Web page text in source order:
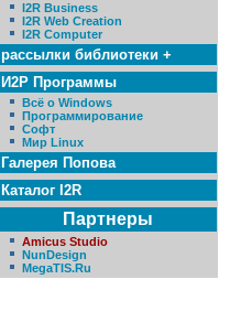
I2R Business
I2R Web Creation
I2R Computer
рассылки библиотеки +
И2Р Программы
Всё о Windows
Программирование
Софт
Мир Linux
Галерея Попова
Каталог I2R
Партнеры
Amicus Studio
NunDesign
MegaTIS.Ru